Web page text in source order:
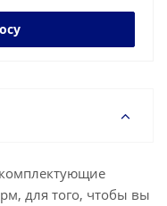
для того, чтобы вы